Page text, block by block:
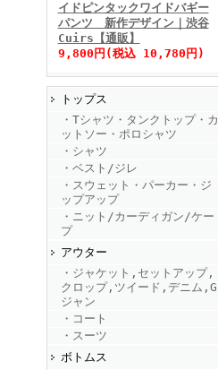
FINEBOYS2025年10月号
FINEBOYS2025年9月号
イドピンタックワイドバギー
パンツ 新作デザイン｜渋谷
Cuirs【通販】
9,800円(税込 10,780円)
トップス
・Tシャツ・タンクトップ・カ
ットソー・ポロシャツ
・シャツ
・ベスト/ジレ
・スウェット・パーカー・ジ
ップアップ
・ニット/カーディガン/ケー
プ
アウター
・ジャケット,セットアップ,
クロップ,ツイード,デニム,G
ジャン
・コート
・スーツ
ボトムス